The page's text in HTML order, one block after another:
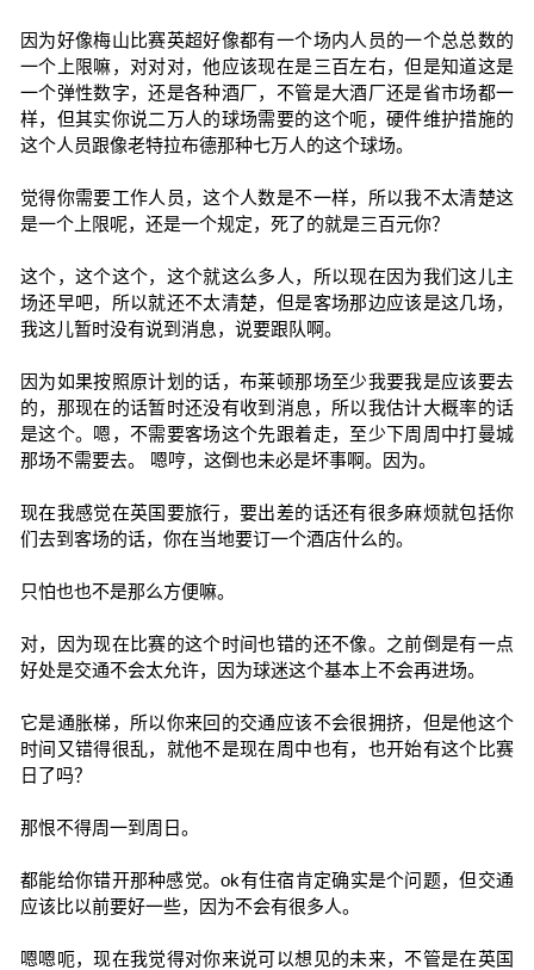
因为好像梅山比赛英超好像都有一个场内人员的一个总总数的
一个上限嘛，对对对，他应该现在是三百左右，但是知道这是
一个弹性数字，还是各种酒厂，不管是大酒厂还是省市场都一
样，但其实你说二万人的球场需要的这个呃，硬件维护措施的
这个人员跟像老特拉布德那种七万人的这个球场。
觉得你需要工作人员，这个人数是不一样，所以我不太清楚这
是一个上限呢，还是一个规定，死了的就是三百元你？
这个，这个这个，这个就这么多人，所以现在因为我们这儿主
场还早吧，所以就还不太清楚，但是客场那边应该是这几场，
我这儿暂时没有说到消息，说要跟队啊。
因为如果按照原计划的话，布莱顿那场至少我要我是应该要去
的，那现在的话暂时还没有收到消息，所以我估计大概率的话
是这个。嗯，不需要客场这个先跟着走，至少下周周中打曼城
那场不需要去。 嗯哼，这倒也未必是坏事啊。因为。
现在我感觉在英国要旅行，要出差的话还有很多麻烦就包括你
们去到客场的话，你在当地要订一个酒店什么的。
只怕也也不是那么方便嘛。
对，因为现在比赛的这个时间也错的还不像。之前倒是有一点
好处是交通不会太允许，因为球迷这个基本上不会再进场。
它是通胀梯，所以你来回的交通应该不会很拥挤，但是他这个
时间又错得很乱，就他不是现在周中也有，也开始有这个比赛
日了吗？
那恨不得周一到周日。
都能给你错开那种感觉。ok有住宿肯定确实是个问题，但交通
应该比以前要好一些，因为不会有很多人。
嗯嗯呃，现在我觉得对你来说可以想见的未来，不管是在英国